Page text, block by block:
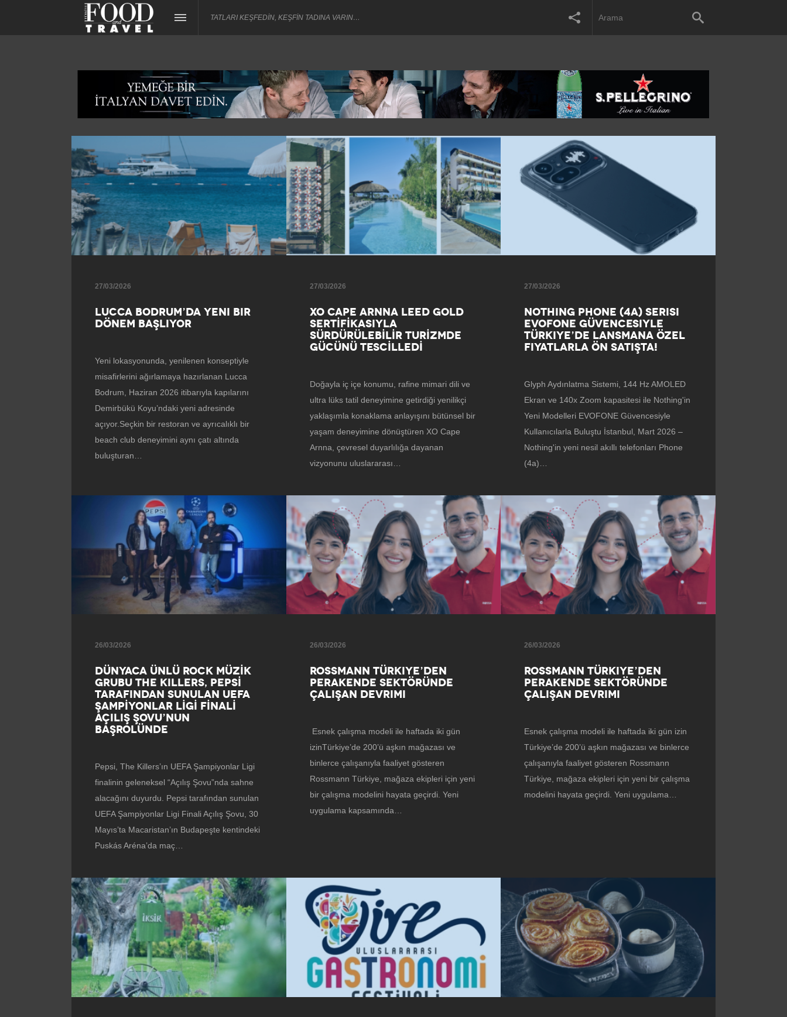
TATLARI KEŞFEDİN, KEŞFİN TADINA VARIN…
27/03/2026
LUCCA BODRUM’DA YENI BIR
DÖNEM BAŞLIYOR
Yeni lokasyonunda, yenilenen konseptiyle
misafirlerini ağırlamaya hazırlanan Lucca
Bodrum, Haziran 2026 itibarıyla kapılarını
Demirbükü Koyu’ndaki yeni adresinde
açıyor.Seçkin bir restoran ve ayrıcalıklı bir
beach club deneyimini aynı çatı altında
buluşturan…
27/03/2026
XO CAPE ARNNA LEED GOLD
SERTİFİKASIYLA
SÜRDÜRÜLEBİLİR TURİZMDE
GÜCÜNÜ TESCİLLEDİ
Doğayla iç içe konumu, rafine mimari dili ve
ultra lüks tatil deneyimine getirdiği yenilikçi
yaklaşımla konaklama anlayışını bütünsel bir
yaşam deneyimine dönüştüren XO Cape
Arnna, çevresel duyarlılığa dayanan
vizyonunu uluslararası…
27/03/2026
NOTHING PHONE (4A) SERISI
EVOFONE GÜVENCESIYLE
TÜRKIYE’DE LANSMANA ÖZEL
FIYATLARLA ÖN SATIŞTA!
Glyph Aydınlatma Sistemi, 144 Hz AMOLED
Ekran ve 140x Zoom kapasitesi ile Nothing'in
Yeni Modelleri EVOFONE Güvencesiyle
Kullanıcılarla Buluştu İstanbul, Mart 2026 –
Nothing'in yeni nesil akıllı telefonları Phone
(4a)…
26/03/2026
DÜNYACA ÜNLÜ ROCK MÜZİK
GRUBU THE KILLERS, PEPSİ
TARAFINDAN SUNULAN UEFA
ŞAMPİYONLAR LİGİ FİNALİ
AÇILIŞ ŞOVU’NUN
BAŞROLÜNDE
Pepsi, The Killers’ın UEFA Şampiyonlar Ligi
finalinin geleneksel “Açılış Şovu”nda sahne
alacağını duyurdu. Pepsi tarafından sunulan
UEFA Şampiyonlar Ligi Finali Açılış Şovu, 30
Mayıs’ta Macaristan’ın Budapeşte kentindeki
Puskás Aréna’da maç…
26/03/2026
ROSSMANN TÜRKIYE’DEN
PERAKENDE SEKTÖRÜNDE
ÇALIŞAN DEVRIMI
Esnek çalışma modeli ile haftada iki gün
izinTürkiye’de 200’ü aşkın mağazası ve
binlerce çalışanıyla faaliyet gösteren
Rossmann Türkiye, mağaza ekipleri için yeni
bir çalışma modelini hayata geçirdi. Yeni
uygulama kapsamında…
26/03/2026
ROSSMANN TÜRKIYE’DEN
PERAKENDE SEKTÖRÜNDE
ÇALIŞAN DEVRIMI
Esnek çalışma modeli ile haftada iki gün izin
Türkiye’de 200’ü aşkın mağazası ve binlerce
çalışanıyla faaliyet gösteren Rossmann
Türkiye, mağaza ekipleri için yeni bir çalışma
modelini hayata geçirdi. Yeni uygulama…